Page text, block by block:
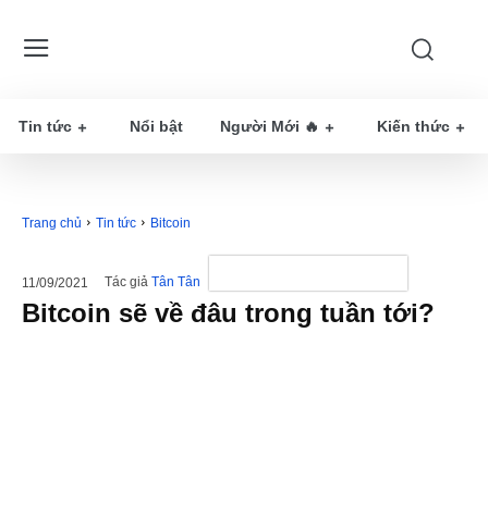
Tin tức Nổi bật Người Mới 🔥 Kiến thức
Trang chủ Tin tức Bitcoin
11/09/2021 Tác giả Tân Tân
Bitcoin sẽ về đâu trong tuần tới?